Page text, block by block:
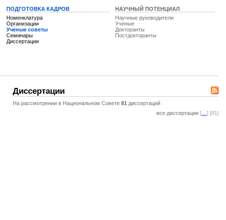
ПОДГОТОВКА КАДРОВ
Номенклатура
Организации
Ученые советы
Семинары
Диссертации
НАУЧНЫЙ ПОТЕНЦИАЛ
Научные руководители
Ученые
Докторанты
Постдокторанты
Диссертации
На рассмотрении в Национальном Совете 81 диссертаций
все диссертации [ ] [81]